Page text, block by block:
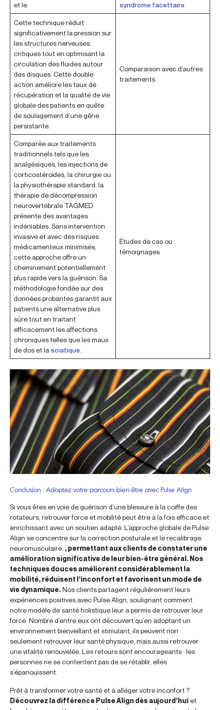
et le syndrome facettaire
Cette technique réduit
significativement la pression sur
les structures nerveuses
critiques tout en optimisant la
circulation des fluides autour
des disques. Cette double
action améliore les taux de
récupération et la qualité de vie
globale des patients en quête
de soulagement d’une gêne
persistante.
Comparaison avec d’autres
traitements
Comparée aux traitements
traditionnels tels que les
analgésiques, les injections de
corticostéroïdes, la chirurgie ou
la physiothérapie standard, la
thérapie de décompression
neurovertébrale TAGMED
présente des avantages
indéniables. Sans intervention
invasive et avec des risques
médicamenteux minimisés,
cette approche offre un
cheminement potentiellement
plus rapide vers la guérison. Sa
méthodologie fondée sur des
données probantes garantit aux
patients une alternative plus
sûre tout en traitant
efficacement les affections
chroniques telles que les maux
de dos et la sciatique
Études de cas ou
témoignages
Conclusion : Adoptez votre parcours bien-être avec Pulse Align
Si vous êtes en voie de guérison d’une blessure à la coiffe des
rotateurs, retrouver force et mobilité peut être à la fois efficace et
enrichissant avec un soutien adapté. L’approche globale de Pulse
Align se concentre sur la correction posturale et le recalibrage
neuromusculaire. , permettant aux clients de constater une
amélioration significative de leur bien-être général. Nos
techniques douces améliorent considérablement la
mobilité, réduisent l’inconfort et favorisent un mode de
vie dynamique.Nos clients partagent régulièrement leurs
expériences positives avec Pulse Align, soulignant comment
notre modèle de santé holistique leur a permis de retrouver leur
force. Nombre d’entre eux ont découvert qu’en adoptant un
environnement bienveillant et stimulant, ils peuvent non
seulement retrouver leur santé physique, mais aussi retrouver
une vitalité renouvelée. Les retours sont encourageants : les
personnes ne se contentent pas de se rétablir, elles
s’épanouissent.
Prêt à transformer votre santé et à alléger votre inconfort ?
Découvrez la différence Pulse Align dès aujourd’huiet